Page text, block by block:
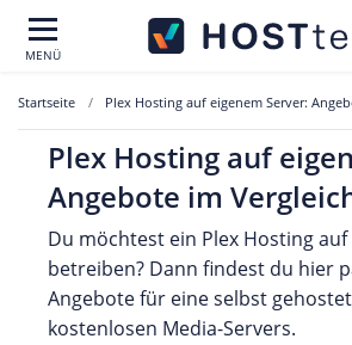
MENÜ
Startseite Plex Hosting auf eigenem Server:
Plex Hosting auf
Angebote im
Du möchtest ein Plex Hosting
betreiben? Dann findest du hier
Angebote für eine selbst
kostenlosen Media-Servers.